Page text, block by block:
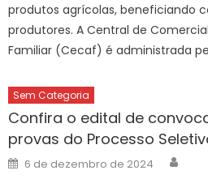
produtos agrícolas, beneficiando
produtores. A Central de
Familiar (Cecaf) é administrada
Sem Categoria
Confira o edital de
provas do Processo
Posted
on
6 de dezembro de 2024